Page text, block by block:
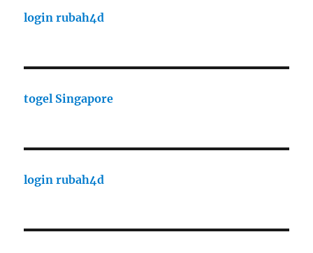
login rubah4d
togel Singapore
login rubah4d